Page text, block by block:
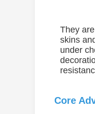
They
skins
under
Core